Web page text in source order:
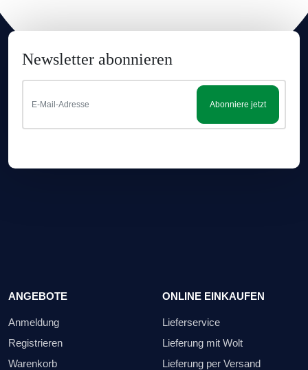
Newsletter abonnieren
Abonniere jetzt
ANGEBOTE
Anmeldung
Registrieren
Warenkorb
ONLINE EINKAUFEN
Lieferservice
Lieferung mit Wolt
Lieferung per Versand